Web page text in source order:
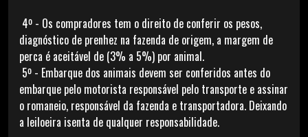
4º - Os compradores tem o direito de conferir os pesos,
diagnóstico de prenhez na fazenda de origem, a margem de
perca é aceitável de (3% a 5%) por animal.
5º - Embarque dos animais devem ser conferidos antes do
embarque pelo motorista responsável pelo transporte e assinar
o romaneio, responsável da fazenda e transportadora. Deixando
a leiloeira isenta de qualquer responsabilidade.